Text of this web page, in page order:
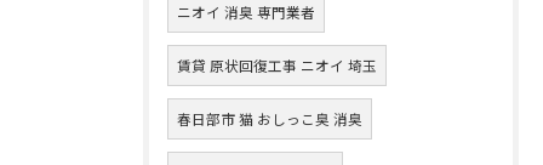
ニオイ 消臭 専門業者
賃貸 原状回復工事 ニオイ 埼玉
春日部市 猫 おしっこ臭 消臭